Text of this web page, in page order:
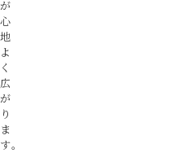
が
心
地
よ
く
広
が
り
ま
す。